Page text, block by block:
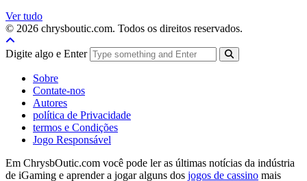
Ver tudo
© 2026 chrysboutic.com. Todos os direitos reservados.
Digite algo e Enter
Sobre
Contate-nos
Autores
política de Privacidade
termos e Condições
Jogo Responsável
Em ChrysbOutic.com você pode ler as últimas notícias da indústria
de iGaming e aprender a jogar alguns dos jogos de cassino mais